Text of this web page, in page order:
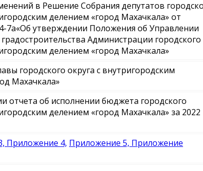
в Решение Собрания депутатов
делением «город Махачкала» от
7а«Об утверждении Положения об Управлении
Администрации городского
делением «город Махачкала»
городского округа с внутригородским
Махачкала»
отчета об исполнении бюджета городского
делением «город Махачкала» за 2022
Приложение 4, Приложение 5, Приложение